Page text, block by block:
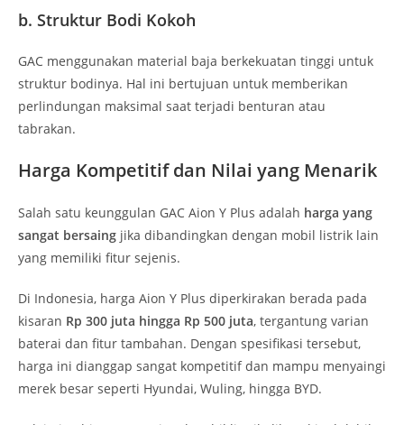
b. Struktur Bodi Kokoh
GAC menggunakan material baja berkekuatan tinggi untuk
struktur bodinya. Hal ini bertujuan untuk memberikan
perlindungan maksimal saat terjadi benturan atau
tabrakan.
Harga Kompetitif dan Nilai yang Menarik
Salah satu keunggulan GAC Aion Y Plus adalah harga yang
sangat bersaing jika dibandingkan dengan mobil listrik lain
yang memiliki fitur sejenis.
Di Indonesia, harga Aion Y Plus diperkirakan berada pada
kisaran Rp 300 juta hingga Rp 500 juta, tergantung varian
baterai dan fitur tambahan. Dengan spesifikasi tersebut,
harga ini dianggap sangat kompetitif dan mampu menyaingi
merek besar seperti Hyundai, Wuling, hingga BYD.